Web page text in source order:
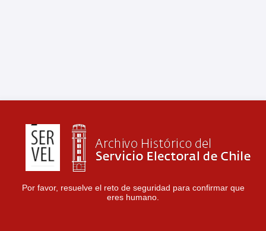
Por favor, resuelve el reto de seguridad para confirmar que
eres humano.